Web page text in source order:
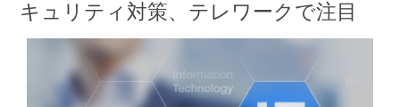
キュリティ対策、テレワークで注目